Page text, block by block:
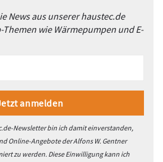
News aus unserer haustec.de
Themen wie Wärmepumpen und E-
Newsletter bin ich damit einverstanden,
Online-Angebote der Alfons W. Gentner
zu werden. Diese Einwilligung kann ich